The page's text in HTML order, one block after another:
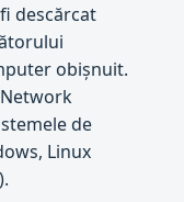
descărcat
obișnuit.
Network
de
Linux